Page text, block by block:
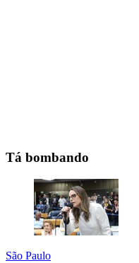
Tá bombando
São Paulo